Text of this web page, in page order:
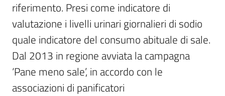
riferimento. Presi come indicatore di
valutazione i livelli urinari giornalieri di sodio
quale indicatore del consumo abituale di sale.
Dal 2013 in regione avviata la campagna
‘Pane meno sale’, in accordo con le
associazioni di panificatori